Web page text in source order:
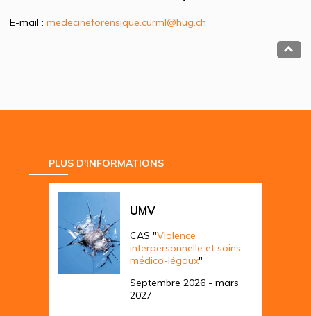
E-mail : medecineforensique.curml@hug.ch
PLUS D'INFORMATIONS
UMV
CAS "Violence
interpersonnelle et soins
médico-légaux"
Septembre 2026 - mars
2027